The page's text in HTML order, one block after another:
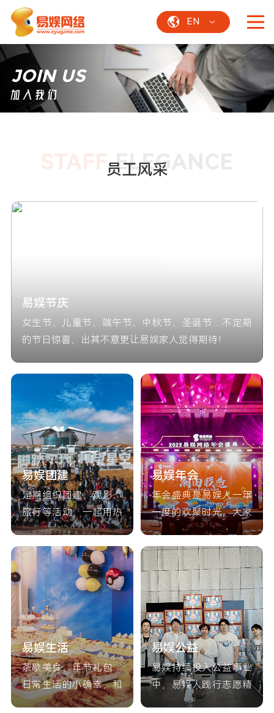
EN
JOIN US
加入我们
员工风采
STAFF ELEGANCE
易娱节庆
女生节、儿童节、端午节、中秋节、圣诞节…不定期
的节日惊喜，出其不意更让易娱家人觉得期待！
易娱团建
定期组织团建、观影、
旅行等活动，一起用热
爱的脚步去丈量世界！
易娱年会
年会盛典是易娱人一年
一度的欢聚时光，大家
欢聚一堂，用狂欢和好
礼共赴美好！
易娱生活
茶歇美食、年节礼包…
日常生活的小确幸，和
有意思的人一起做有意
易娱公益
易娱持续投入公益事业
中，易娱人践行志愿精
神，公益没有终点，微